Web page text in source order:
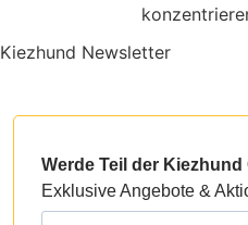
Kiezhund Newsletter
Werde Teil der
Exklusive Angebote &